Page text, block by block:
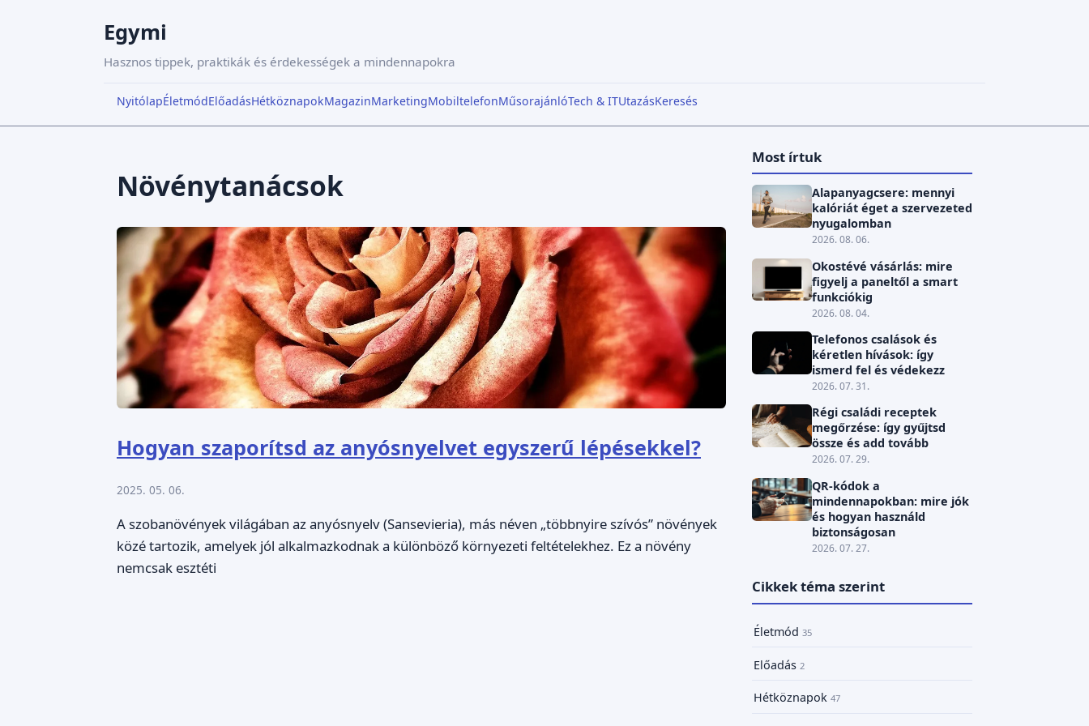
Egymi
Hasznos tippek, praktikák és érdekességek a mindennapokra
NyitólapÉletmódElőadásHétköznapokMagazinMarketingMobiltelefonMűsorajánlóTech & ITUtazásKeresés
Növénytanácsok
Hogyan szaporítsd az anyósnyelvet egyszerű lépésekkel?
2025. 05. 06.
A szobanövények világában az anyósnyelv (Sansevieria), más néven „többnyire szívós” növények
közé tartozik, amelyek jól alkalmazkodnak a különböző környezeti feltételekhez. Ez a növény
nemcsak esztéti
Most írtuk
Alapanyagcsere: mennyi
kalóriát éget a szervezeted
nyugalomban
2026. 08. 06.
Okostévé vásárlás: mire
figyelj a paneltől a smart
funkciókig
2026. 08. 04.
Telefonos csalások és
kéretlen hívások: így
ismerd fel és védekezz
2026. 07. 31.
Régi családi receptek
megőrzése: így gyűjtsd
össze és add tovább
2026. 07. 29.
QR-kódok a
mindennapokban: mire jók
és hogyan használd
biztonságosan
2026. 07. 27.
Cikkek téma szerint
Életmód 35
Előadás 2
Hétköznapok 47